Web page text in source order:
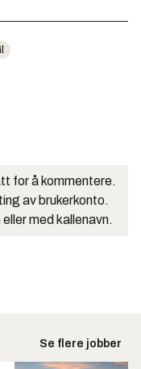
for å kommentere.
av brukerkonto.
med kallenavn.
Se flere jobber